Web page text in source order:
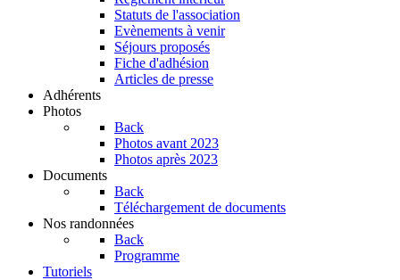
Statuts de l'association
Evènements à venir
Séjours proposés
Fiche d'adhésion
Articles de presse
Adhérents
Photos
Back
Photos avant 2023
Photos après 2023
Documents
Back
Téléchargement de documents
Nos randonnées
Back
Programme
Tutoriels